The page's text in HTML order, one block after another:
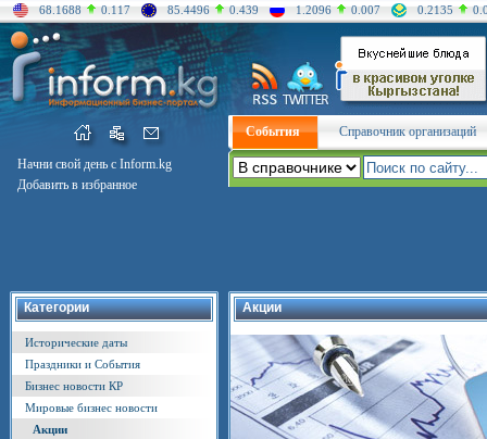
68.1688 0.117 85.4496 0.439 1.2096 0.007 0.2135
Начни свой день с Inform.kg
Добавить в избранное
События Справочник организаций
Категории
Исторические даты
Праздники и События
Бизнес новости КР
Мировые бизнес новости
Акции
Акции